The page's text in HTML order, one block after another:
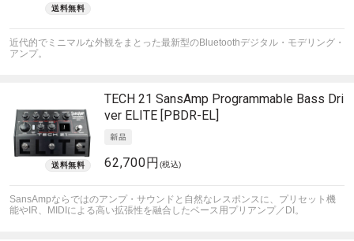
近代的でミニマルな外観をまとった最新型のBluetoothデジタル・モデリング・
アンプ。
TECH 21 SansAmp Programmable Bass Dri
ver ELITE [PBDR-EL]
62,700円 (税込)
SansAmpならではのアンプ・サウンドと自然なレスポンスに、プリセット機
能やIR、MIDIによる高い拡張性を融合したベース用プリアンプ／DI。